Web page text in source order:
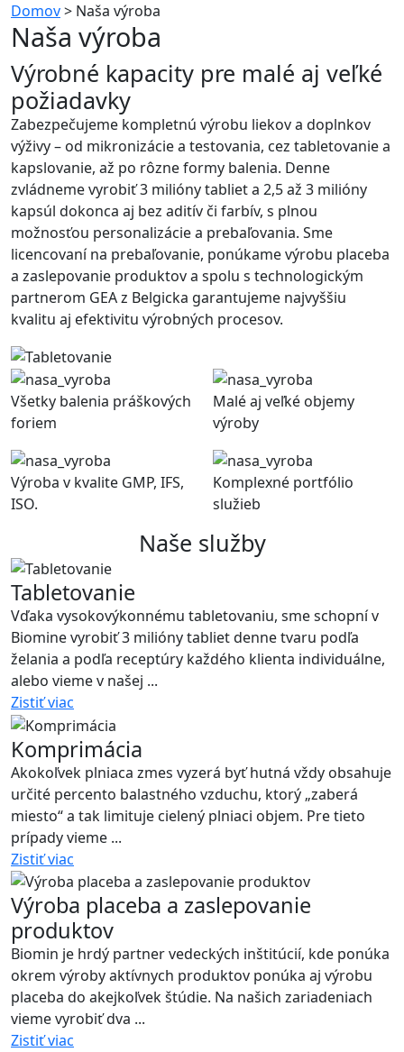
Domov> Naša výroba
Naša výroba
Výrobné kapacity pre malé aj veľké
požiadavky
Zabezpečujeme kompletnú výrobu liekov a doplnkov
výživy – od mikronizácie a testovania, cez tabletovanie a
kapslovanie, až po rôzne formy balenia. Denne
zvládneme vyrobiť 3 milióny tabliet a 2,5 až 3 milióny
kapsúl dokonca aj bez aditív či farbív, s plnou
možnosťou personalizácie a prebaľovania. Sme
licencovaní na prebaľovanie, ponúkame výrobu placeba
a zaslepovanie produktov a spolu s technologickým
partnerom GEA z Belgicka garantujeme najvyššiu
kvalitu aj efektivitu výrobných procesov.
Všetky balenia práškových
foriem
Malé aj veľké objemy
výroby
Výroba v kvalite GMP, IFS,
ISO.
Komplexné portfólio
služieb
Naše služby
Tabletovanie
Vďaka vysokovýkonnému tabletovaniu, sme schopní v
Biomine vyrobiť 3 milióny tabliet denne tvaru podľa
želania a podľa receptúry každého klienta individuálne,
alebo vieme v našej ...
Zistiť viac
Komprimácia
Akokoľvek plniaca zmes vyzerá byť hutná vždy obsahuje
určité percento balastného vzduchu, ktorý „zaberá
miesto“ a tak limituje cielený plniaci objem. Pre tieto
prípady vieme ...
Zistiť viac
Výroba placeba a zaslepovanie
produktov
Biomin je hrdý partner vedeckých inštitúcií, kde ponúka
okrem výroby aktívnych produktov ponúka aj výrobu
placeba do akejkoľvek štúdie. Na našich zariadeniach
vieme vyrobiť dva ...
Zistiť viac